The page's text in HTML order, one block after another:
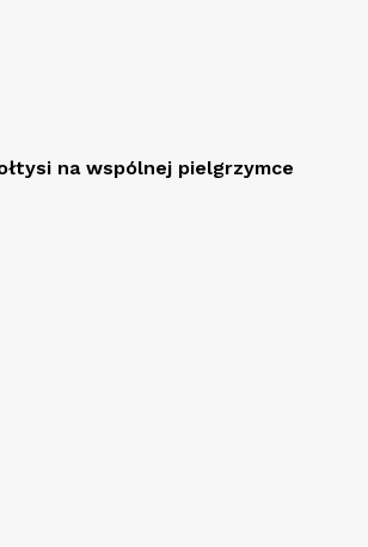
na wspólnej pielgrzymce